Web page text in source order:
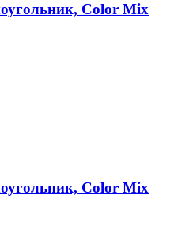
Color Mix
Color Mix